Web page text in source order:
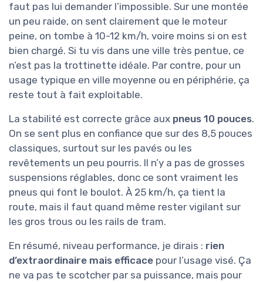
faut pas lui demander l’impossible. Sur une montée
un peu raide, on sent clairement que le moteur
peine, on tombe à 10-12 km/h, voire moins si on est
bien chargé. Si tu vis dans une ville très pentue, ce
n’est pas la trottinette idéale. Par contre, pour un
usage typique en ville moyenne ou en périphérie, ça
reste tout à fait exploitable.
La stabilité est correcte grâce aux pneus 10 pouces.
On se sent plus en confiance que sur des 8,5 pouces
classiques, surtout sur les pavés ou les
revêtements un peu pourris. Il n’y a pas de grosses
suspensions réglables, donc ce sont vraiment les
pneus qui font le boulot. À 25 km/h, ça tient la
route, mais il faut quand même rester vigilant sur
les gros trous ou les rails de tram.
En résumé, niveau performance, je dirais : rien
d’extraordinaire mais efficace pour l’usage visé. Ça
ne va pas te scotcher par sa puissance, mais pour